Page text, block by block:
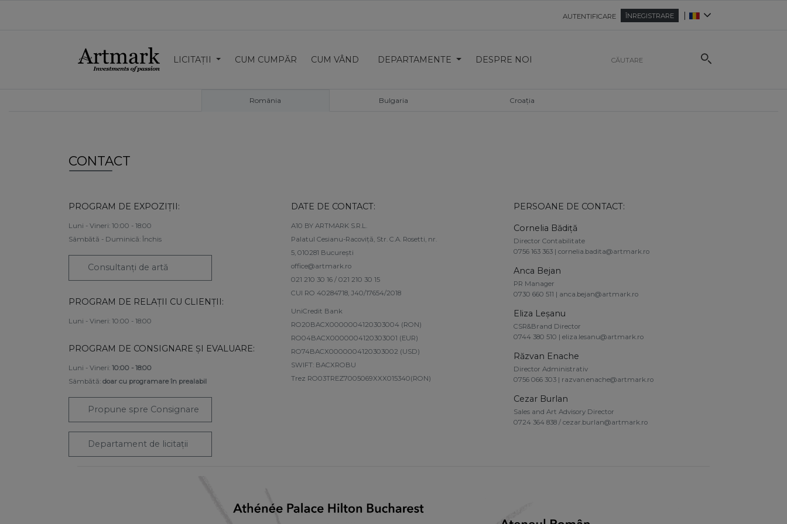
AUTENTIFICARE ÎNREGISTRARE |
LICITAȚII CUM CUMPĂR CUM VÂND DEPARTAMENTE DESPRE NOI
România Bulgaria Croația
CONTACT
PROGRAM DE EXPOZIȚII:
Luni - Vineri: 10:00 - 18:00
Sâmbătă - Duminică: Închis
Consultanți de artă
PROGRAM DE RELAȚII CU CLIENȚII:
Luni - Vineri: 10:00 - 18:00
PROGRAM DE CONSIGNARE ȘI EVALUARE:
Luni - Vineri: 10:00 - 18:00
Sâmbătă: doar cu programare în prealabil
Propune spre Consignare
Departament de licitații
DATE DE CONTACT:
A10 BY ARTMARK S.R.L.
Palatul Cesianu-Racoviţă, Str. C.A. Rosetti, nr.
5, 010281 București
office@artmark.ro
021 210 30 16 / 021 210 30 15
CUI RO 40284718, J40/17654/2018
UniCredit Bank
RO20BACX0000004120303004 (RON)
RO04BACX0000004120303001 (EUR)
RO74BACX0000004120303002 (USD)
SWIFT: BACXROBU
Trez RO03TREZ7005069XXX015340(RON)
PERSOANE DE CONTACT:
Cornelia Bădiță
Director Contabilitate
0756 163 363 | cornelia.badita@artmark.ro
Anca Bejan
PR Manager
0730 660 511 | anca.bejan@artmark.ro
Eliza Leșanu
CSR&Brand Director
0744 380 510 | eliza.lesanu@artmark.ro
Răzvan Enache
Director Administrativ
0756 066 303 | razvan.enache@artmark.ro
Cezar Burlan
Sales and Art Advisory Director
0724 364 838 / cezar.burlan@artmark.ro